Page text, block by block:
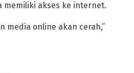
memiliki akses ke internet.
media online akan cerah,”